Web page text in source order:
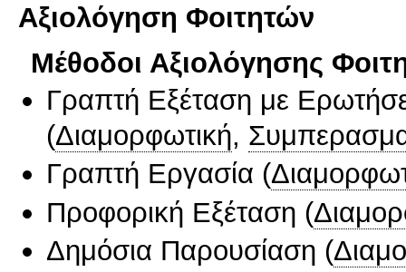
Αξιολόγηση Φοιτητών
Μέθοδοι Αξιολόγησης
Γραπτή Εξέταση με
(Διαμορφωτική,
Γραπτή Εργασία (
Προφορική Εξέταση (
Δημόσια Παρουσίαση (